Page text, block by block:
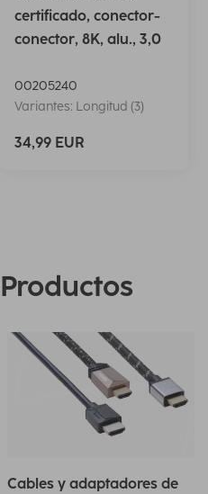
certificado, conector-
conector, 8K, alu., 3,0
00205240
Variantes: Longitud (3)
34,99 EUR
Productos
Cables y adaptadores de